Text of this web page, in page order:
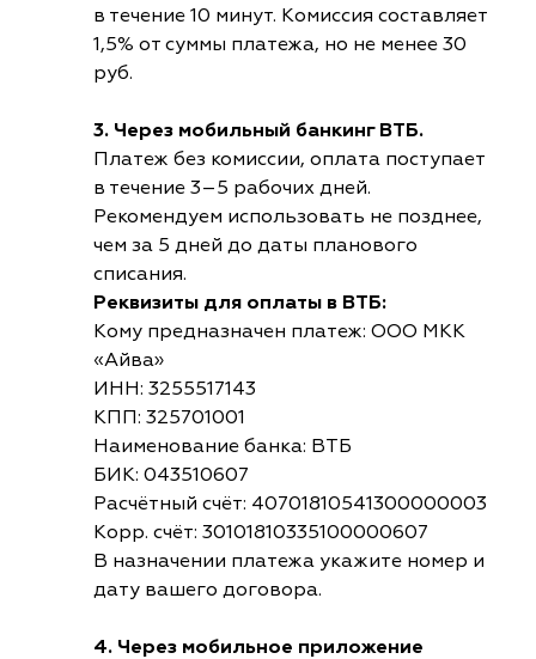
в течение 10 минут. Комиссия составляет
1,5% от суммы платежа, но не менее 30
руб.
3. Через мобильный банкинг ВТБ.
Платеж без комиссии, оплата поступает
в течение 3–5 рабочих дней.
Рекомендуем использовать не позднее,
чем за 5 дней до даты планового
списания.
Реквизиты для оплаты в ВТБ:
Кому предназначен платеж: ООО МКК
«Айва»
ИНН: 3255517143
КПП: 325701001
Наименование банка: ВТБ
БИК: 043510607
Расчётный счёт: 40701810541300000003
Корр. счёт: 30101810335100000607
В назначении платежа укажите номер и
дату вашего договора.
4. Через мобильное приложение